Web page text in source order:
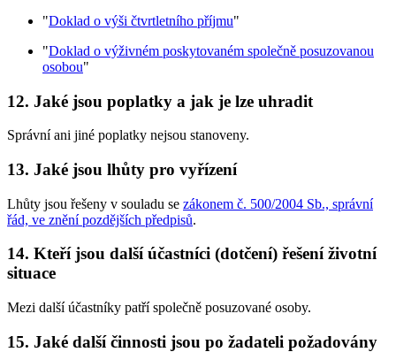
"Doklad o výši čtvrtletního příjmu"
"Doklad o výživném poskytovaném společně posuzovanou
osobou"
12. Jaké jsou poplatky a jak je lze uhradit
Správní ani jiné poplatky nejsou stanoveny.
13. Jaké jsou lhůty pro vyřízení
Lhůty jsou řešeny v souladu se zákonem č. 500/2004 Sb., správní
řád, ve znění pozdějších předpisů.
14. Kteří jsou další účastníci (dotčení) řešení životní
situace
Mezi další účastníky patří společně posuzované osoby.
15. Jaké další činnosti jsou po žadateli požadovány